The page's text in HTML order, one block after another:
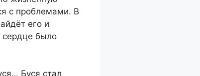
с проблемами. В
его и
сердце было
Буся стал